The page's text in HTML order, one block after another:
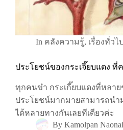
In คลังความรู้, เรื่องทั่วไป
ประโยชน์ของกระเจี๊ยบแดง ที่
ทุกคนข๋า กระเกี๊ยบแดงที่หลา
ประโยชน์มากมายสามารถนำ
ได้หลายทางกันเลยทีเดียวค่ะ
By Kamolpan Naonai